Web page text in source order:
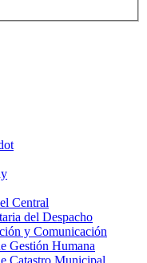
Central
del Despacho
y Comunicación
Gestión Humana
Catastro Municipal